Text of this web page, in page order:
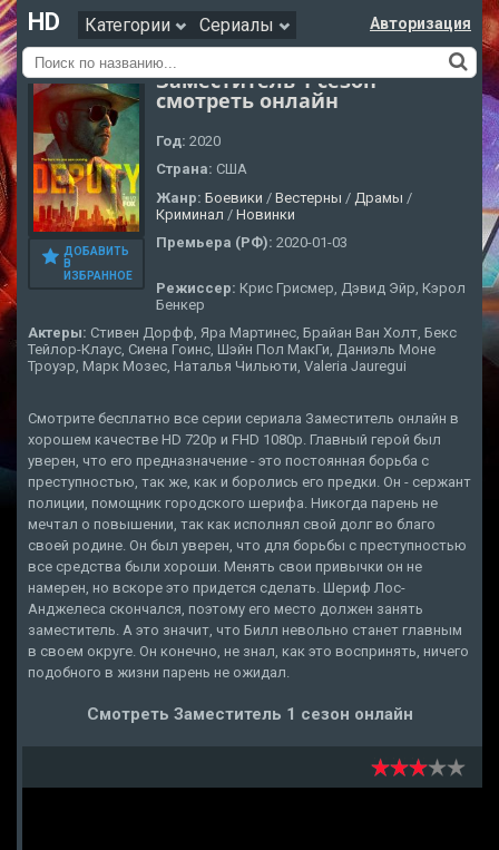
HD Категории Сериалы Авторизация
ДОБАВИТЬ
В
ИЗБРАННОЕ
Заместитель 1 сезон
смотреть онлайн
Год: 2020
Страна: США
Жанр: Боевики / Вестерны / Драмы /
Криминал / Новинки
Премьера (РФ): 2020-01-03
Режиссер: Крис Грисмер, Дэвид Эйр, Кэрол
Бенкер
Актеры: Стивен Дорфф, Яра Мартинес, Брайан Ван Холт, Бекс
Тейлор-Клаус, Сиена Гоинс, Шэйн Пол МакГи, Даниэль Моне
Троуэр, Марк Мозес, Наталья Чильюти, Valeria Jauregui
Смотрите бесплатно все серии сериала Заместитель онлайн в
хорошем качестве HD 720p и FHD 1080p. Главный герой был
уверен, что его предназначение - это постоянная борьба с
преступностью, так же, как и боролись его предки. Он - сержант
полиции, помощник городского шерифа. Никогда парень не
мечтал о повышении, так как исполнял свой долг во благо
своей родине. Он был уверен, что для борьбы с преступностью
все средства были хороши. Менять свои привычки он не
намерен, но вскоре это придется сделать. Шериф Лос-
Анджелеса скончался, поэтому его место должен занять
заместитель. А это значит, что Билл невольно станет главным
в своем округе. Он конечно, не знал, как это воспринять, ничего
подобного в жизни парень не ожидал.
Смотреть Заместитель 1 сезон онлайн